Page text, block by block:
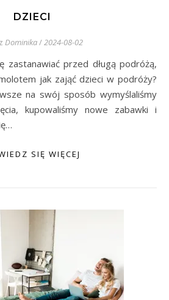
DZIECI
Dominika/2024-08-02
jak zająć dzieci w podróży?
na swój sposób wymyślaliśmy
kupowaliśmy nowe zabawki i
SIĘ WIĘCEJ